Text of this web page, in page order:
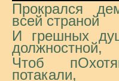
Прокрался
всей страной
И грешных
должностной,
Чтоб
потакали,